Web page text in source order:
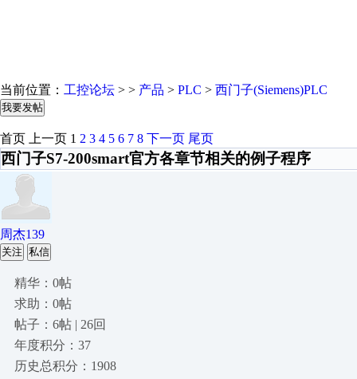
当前位置： 工控论坛 > > 产品 > PLC > 西门子(Siemens)PLC
我要发帖
首页 上一页 1 2 3 4 5 6 7 8 下一页 尾页
西门子S7-200smart官方各章节相关的例子程序
周杰139
关注 私信
精华：0帖
求助：0帖
帖子：6帖 | 26回
年度积分：37
历史总积分：1908